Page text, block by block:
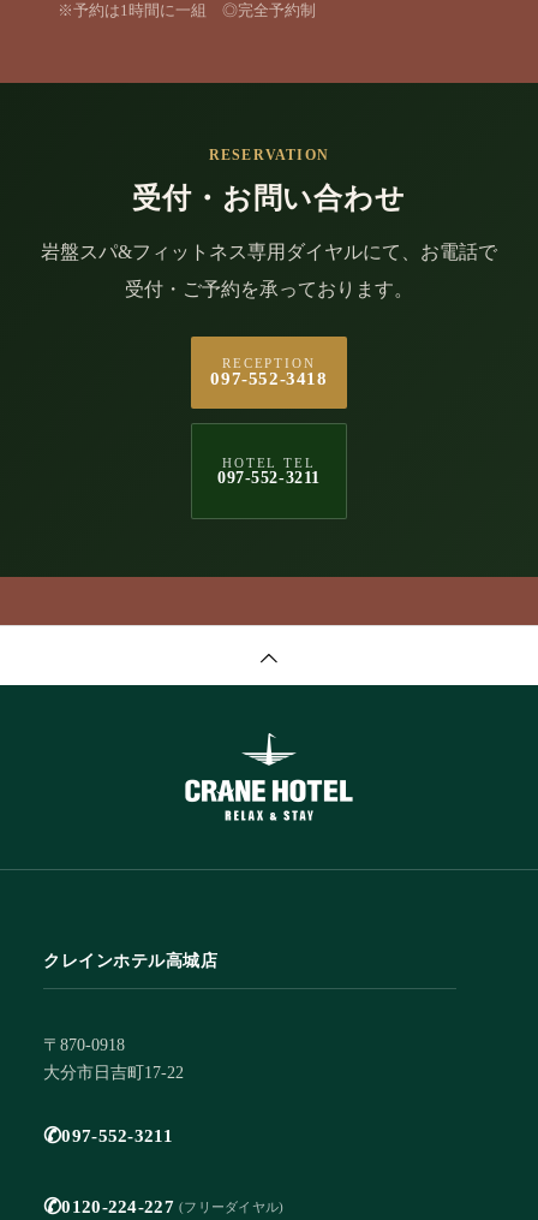
※予約は1時間に一組 ◎完全予約制
RESERVATION
受付・お問い合わせ
岩盤スパ&フィットネス専用ダイヤルにて、お電話で
受付・ご予約を承っております。
RECEPTION
097-552-3418
HOTEL TEL
097-552-3211
クレインホテル高城店
〒870-0918
大分市日吉町17-22
✆097-552-3211
✆0120-224-227 (フリーダイヤル)